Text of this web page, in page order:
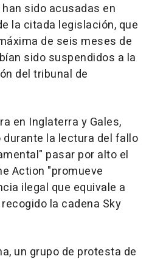
sido acusadas en
la citada legislación, que
de seis meses de
sido suspendidos a la
del tribunal de
en Inglaterra y Gales,
durante la lectura del fallo
pasar por alto el
Action "promueve
ilegal que equivale a
la cadena Sky
un grupo de protesta de